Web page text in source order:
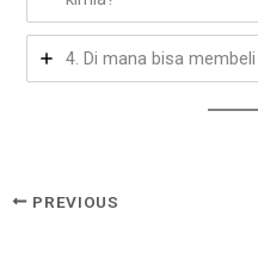
4. Di mana bisa
PREVIOUS